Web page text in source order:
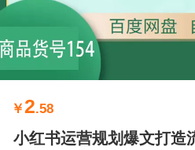
￥2.58
小红书运营规划爆文打造